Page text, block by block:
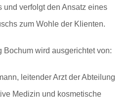
und verfolgt den Ansatz eines
zum Wohle der Klienten.
Bochum wird ausgerichtet von:
, leitender Arzt der Abteilung
Medizin und kosmetische